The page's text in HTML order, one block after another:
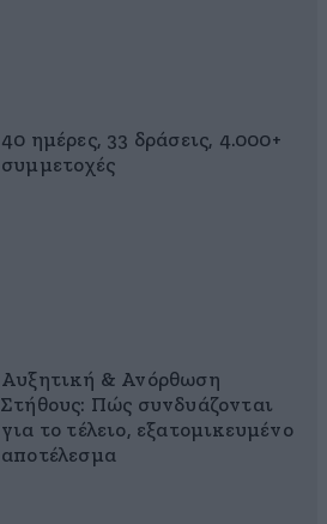
40 ημέρες, 33 δράσεις, 4.000+
συμμετοχές
Αυξητική & Ανόρθωση
Στήθους: Πώς συνδυάζονται
για το τέλειο, εξατομικευμένο
αποτέλεσμα